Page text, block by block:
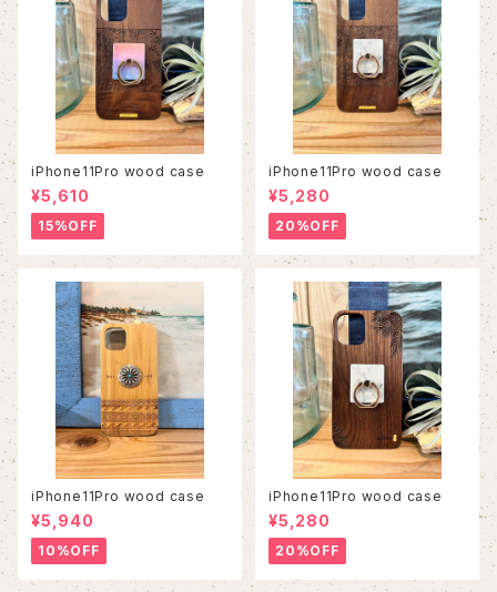
iPhone11Pro wood case
¥5,610
15%OFF
iPhone11Pro wood case
¥5,280
20%OFF
iPhone11Pro wood case
¥5,940
10%OFF
iPhone11Pro wood case
¥5,280
20%OFF